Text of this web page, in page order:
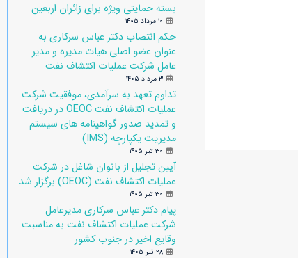
بسته حمایتی ویژه برای زائران اربعین
۱۰ مرداد ۱۴۰۵
حکم انتصاب دکتر عباس سرکاری به
عنوان عضو اصلی هیات مدیره و مدیر
عامل شرکت عملیات اکتشاف نفت
۳ مرداد ۱۴۰۵
تداوم تعهد به سرآمدی، موفقیت شرکت
عملیات اکتشاف نفت OEOC در دریافت
و تمدید صدور گواهینامه های سیستم
مدیریت یکپارچه (IMS)
۳۰ تیر ۱۴۰۵
آیین تجلیل از بانوان شاغل در شرکت
عملیات اکتشاف نفت (OEOC) برگزار شد
۳۰ تیر ۱۴۰۵
پیام دکتر عباس سرکاری مدیرعامل
شرکت عملیات اکتشاف نفت به مناسبت
وقایع اخیر در جنوب کشور
۲۸ تیر ۱۴۰۵